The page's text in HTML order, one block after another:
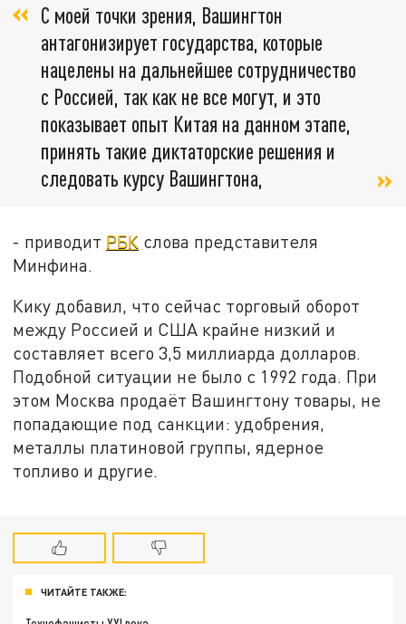
С моей точки зрения, Вашингтон
антагонизирует государства, которые
нацелены на дальнейшее сотрудничество
с Россией, так как не все могут, и это
показывает опыт Китая на данном этапе,
принять такие диктаторские решения и
следовать курсу Вашингтона,
- приводит РБК слова представителя
Минфина.
Кику добавил, что сейчас торговый оборот
между Россией и США крайне низкий и
составляет всего 3,5 миллиарда долларов.
Подобной ситуации не было с 1992 года. При
этом Москва продаёт Вашингтону товары, не
попадающие под санкции: удобрения,
металлы платиновой группы, ядерное
топливо и другие.
ЧИТАЙТЕ ТАКЖЕ: